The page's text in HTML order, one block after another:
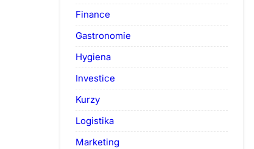
Finance
Gastronomie
Hygiena
Investice
Kurzy
Logistika
Marketing